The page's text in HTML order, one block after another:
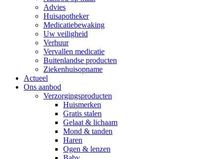
Advies
Huisapotheker
Medicatiebewaking
Uw veiligheid
Verhuur
Vervallen medicatie
Buitenlandse producten
Ziekenhuisopname
Actueel
Ons aanbod
Verzorgingsproducten
Huismerken
Gratis stalen
Gelaat & lichaam
Mond & tanden
Haren
Ogen & lenzen